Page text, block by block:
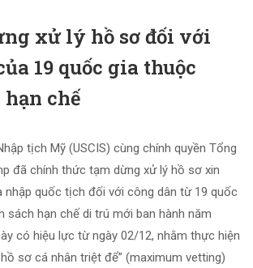
xử lý hồ sơ đối với
19 quốc gia thuộc
chế
tịch Mỹ (USCIS) cùng chính quyền Tổng
đã chính thức tạm dừng xử lý hồ sơ xin
nhập quốc tịch đối với công dân từ 19 quốc
sách hạn chế di trú mới ban hành năm
có hiệu lực từ ngày 02/12, nhằm thực hiện
sơ cá nhân triệt để” (maximum vetting)